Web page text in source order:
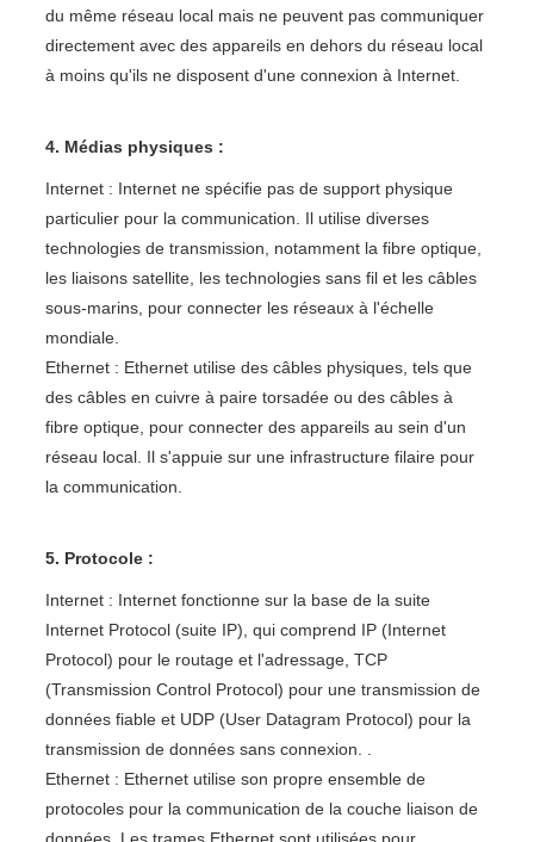
du même réseau local mais ne peuvent pas communiquer
directement avec des appareils en dehors du réseau local
à moins qu'ils ne disposent d'une connexion à Internet.
4. Médias physiques :
Internet : Internet ne spécifie pas de support physique
particulier pour la communication. Il utilise diverses
technologies de transmission, notamment la fibre optique,
les liaisons satellite, les technologies sans fil et les câbles
sous-marins, pour connecter les réseaux à l'échelle
mondiale.
Ethernet : Ethernet utilise des câbles physiques, tels que
des câbles en cuivre à paire torsadée ou des câbles à
fibre optique, pour connecter des appareils au sein d'un
réseau local. Il s'appuie sur une infrastructure filaire pour
la communication.
5. Protocole :
Internet : Internet fonctionne sur la base de la suite
Internet Protocol (suite IP), qui comprend IP (Internet
Protocol) pour le routage et l'adressage, TCP
(Transmission Control Protocol) pour une transmission de
données fiable et UDP (User Datagram Protocol) pour la
transmission de données sans connexion. .
Ethernet : Ethernet utilise son propre ensemble de
protocoles pour la communication de la couche liaison de